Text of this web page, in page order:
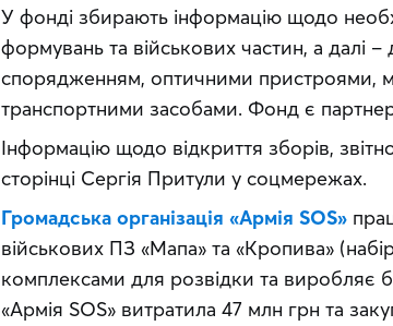
У фонді збирають інформацію щодо
формувань та військових частин, а далі
спорядженням, оптичними пристроями,
транспортними засобами. Фонд є
Інформацію щодо відкриття зборів,
сторінці Сергія Притули у соцмережах.
Громадська організація «Армія SOS»
військових ПЗ «Мапа» та «Кропива»
комплексами для розвідки та виробляє
«Армія SOS» витратила 47 млн грн та